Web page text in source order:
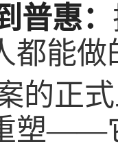
普惠：
都能做
的正
塑——